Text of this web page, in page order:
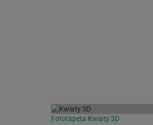
Fototapeta Kwiaty 3D